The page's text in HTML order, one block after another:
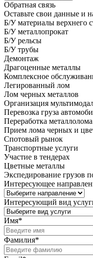
Обратная связь
Оставьте свои данные и
Б/У материалы верхнего
Б/У металлопрокат
Б/У рельсы
Б/У трубы
Демонтаж
Драгоценные металлы
Комплексное
Легированный лом
Лом черных металлов
Организация
Перевозка груза
Переработка металлолома
Прием лома черных и
Спотовый рынок
Транспортные услуги
Участие в тендерах
Цветные металлы
Экспедирование грузов
Интересующее
Интересующий вид
Имя*
Фамилия*